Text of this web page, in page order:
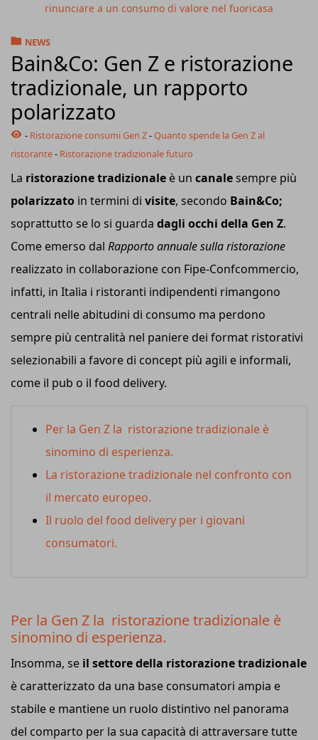
rinunciare a un consumo di valore nel fuoricasa
NEWS
Bain&Co: Gen Z e ristorazione
tradizionale, un rapporto
polarizzato
- Ristorazione consumi Gen Z-Quanto spende la Gen Z al
ristorante- Ristorazione tradizionale futuro
La ristorazione tradizionale è un canalesempre più
polarizzato in termini di visite, secondo Bain&Co;
soprattutto se lo si guarda dagli occhi della Gen Z.
Come emerso dal Rapporto annuale sulla ristorazione
realizzato in collaborazione con Fipe-Confcommercio,
infatti, in Italia i ristoranti indipendenti rimangono
centrali nelle abitudini di consumo ma perdono
sempre più centralità nel paniere dei format ristorativi
selezionabili a favore di concept più agili e informali,
come il pub o il food delivery.
Per la Gen Z la ristorazione tradizionale è
sinomino di esperienza.
La ristorazione tradizionale nel confronto con
il mercato europeo.
Il ruolo del food delivery per i giovani
consumatori.
Per la Gen Z la ristorazione tradizionale è
sinomino di esperienza.
Insomma, se il settore della ristorazione tradizionale
è caratterizzato da una base consumatori ampia e
stabile e mantiene un ruolo distintivo nel panorama
del comparto per la sua capacità di attraversare tutte